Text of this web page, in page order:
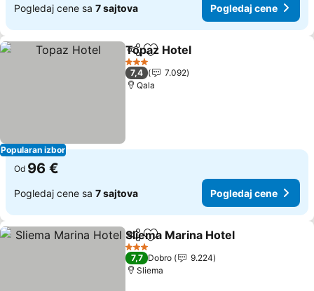
Pogledaj cene sa 7 sajtova Pogledaj cene
Popularan izbor
Deli Dodati u favorite
Topaz Hotel
3 Zvezdice
7,4
7.092
Qala
Od 96 €
Pogledaj cene sa 7 sajtova Pogledaj cene
Deli Dodati u favorite
Sliema Marina Hotel
3 Zvezdice
7,7 Dobro
9.224
Sliema